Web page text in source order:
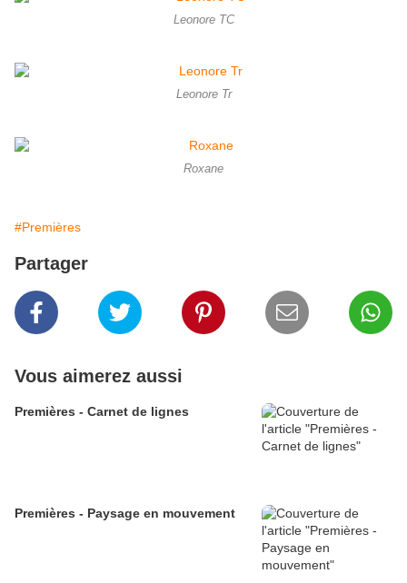
Leonore TC
Leonore Tr
Roxane
#Premières
Partager
Vous aimerez aussi
Premières - Carnet de lignes
Premières - Paysage en mouvement